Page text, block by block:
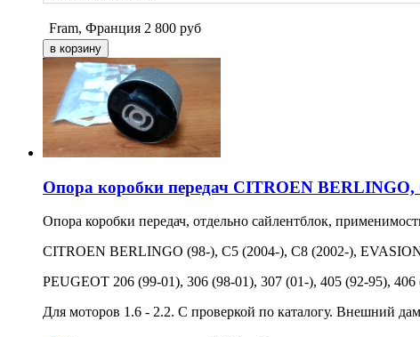
Fram, Франция 2 800 руб
Опора коробки передач CITROEN BERLINGO,
Опора коробки передач, отдельно сайлентблок,
CITROEN BERLINGO (98-), C5 (2004-), C8 (2002-),
PEUGEOT 206 (99-01), 306 (98-01), 307 (01-), 405 (92-95),
Для моторов 1.6 - 2.2. С проверкой по каталогу. Внешний